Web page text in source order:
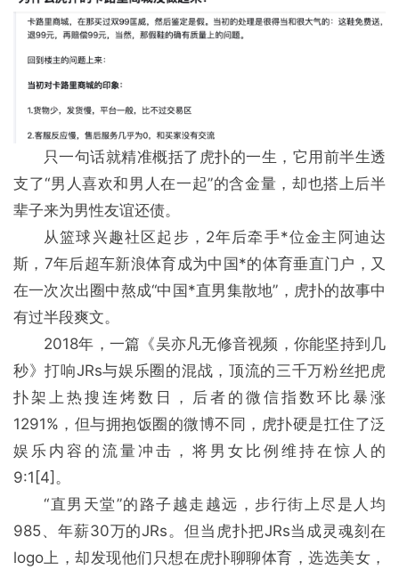
只一句话就精准概括了虎扑的一生，它用前半生透
支了“男人喜欢和男人在一起”的含金量，却也搭上后半
辈子来为男性友谊还债。
从篮球兴趣社区起步，2年后牵手*位金主阿迪达
斯，7年后超车新浪体育成为中国*的体育垂直门户，又
在一次次出圈中熬成“中国*直男集散地”，虎扑的故事中
有过半段爽文。
2018年，一篇《吴亦凡无修音视频，你能坚持到几
秒》打响JRs与娱乐圈的混战，顶流的三千万粉丝把虎
扑架上热搜连烤数日，后者的微信指数环比暴涨
1291%，但与拥抱饭圈的微博不同，虎扑硬是扛住了泛
娱乐内容的流量冲击，将男女比例维持在惊人的
9:1[4]。
“直男天堂”的路子越走越远，步行街上尽是人均
985、年薪30万的JRs。但当虎扑把JRs当成灵魂刻在
logo上，却发现他们只想在虎扑聊聊体育，选选美女，